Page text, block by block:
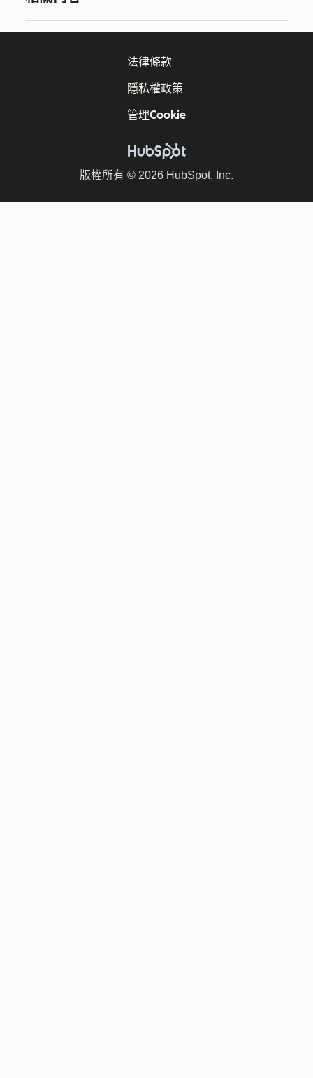
版權所有 © 2026 HubSpot, Inc.
法律條款
隱私權政策
管理Cookie